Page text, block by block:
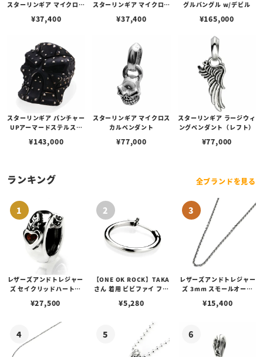
スターリンギア マイクロネ
¥37,400
スターリンギア マイクロコ
¥37,400
グルバングル w/デビル
¥165,000
スターリンギア パンチャー
UPアーマードステルスリ
¥143,000
スターリンギア マイクロス
カルペンダント
¥77,000
スターリンギア ラージウィ
ングペンダント（レフト）
¥77,000
ランキング 全ブランドを見る
レザーズアンドトレジャー
ズ セイクリッドハートピ
¥27,500
【ONE OK ROCK】TAKA
さん 着用 ビビファイ フー
¥5,280
レザーズアンドトレジャー
ズ 3mm スモールオーバ
ブスタークラスプ＆LTロ
¥15,400